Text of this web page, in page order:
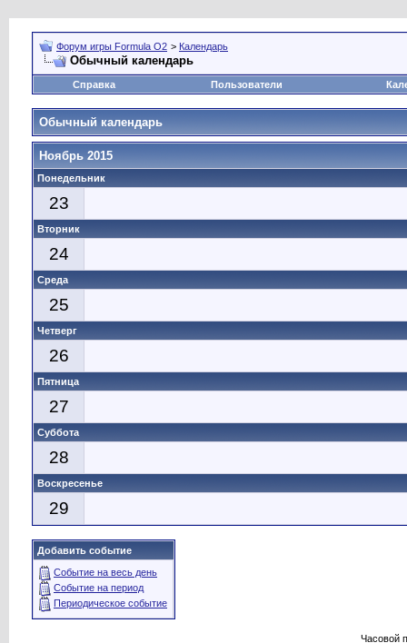
Форум игры Formula O2 > Календарь
Обычный календарь
Справка Пользователи
Обычный календарь
Ноябрь 2015
Понедельник
23
Вторник
24
Среда
25
Четверг
26
Пятница
27
Суббота
28
Воскресенье
29
Добавить событие
Событие на весь день
Событие на период
Периодическое событие
Часовой